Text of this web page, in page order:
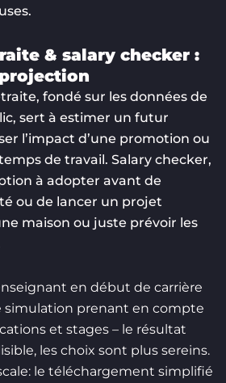
& salary checker :
fondé sur les données de
sert à estimer un futur
l’impact d’une promotion ou
de travail. Salary checker,
à adopter avant de
ou de lancer un projet
maison ou juste prévoir les
en début de carrière
simulation prenant en compte
et stages – le résultat
les choix sont plus sereins.
le téléchargement simplifié